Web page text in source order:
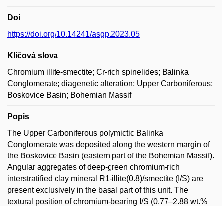
Doi
https://doi.org/10.14241/asgp.2023.05
Klíčová slova
Chromium illite-smectite; Cr-rich spinelides; Balinka
Conglomerate; diagenetic alteration; Upper Carboniferous;
Boskovice Basin; Bohemian Massif
Popis
The Upper Carboniferous polymictic Balinka
Conglomerate was deposited along the western margin of
the Boskovice Basin (eastern part of the Bohemian Massif).
Angular aggregates of deep-green chromium-rich
interstratified clay mineral R1-illite(0.8)/smectite (I/S) are
present exclusively in the basal part of this unit. The
textural position of chromium-bearing I/S (0.77–2.88 wt.%